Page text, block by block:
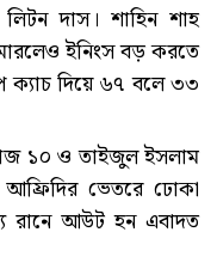
দাস। শাহিন শাহ
ইনিংস বড় করতে
ক্যাচ দিয়ে ৬৭ বলে ৩৩
১০ ও তাইজুল ইসলাম
ভেতরে ঢোকা
রানে আউট হন এবাদত